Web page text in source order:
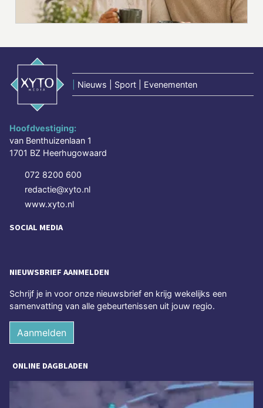
Nieuws | Sport | Evenementen
Hoofdvestiging:
van Benthuizenlaan 1
1701 BZ Heerhugowaard
072 8200 600
redactie@xyto.nl
www.xyto.nl
SOCIAL MEDIA
NIEUWSBRIEF AANMELDEN
Schrijf je in voor onze nieuwsbrief en krijg wekelijks een
samenvatting van alle gebeurtenissen uit jouw regio.
Aanmelden
ONLINE DAGBLADEN